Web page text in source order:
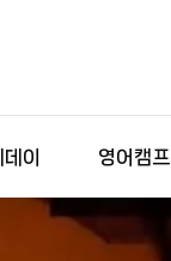
이 영어캠프